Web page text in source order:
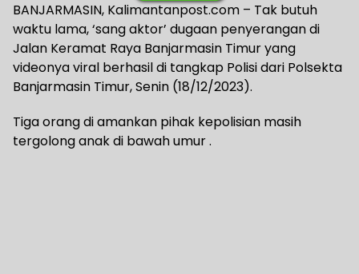
BANJARMASIN, Kalimantanpost.com – Tak butuh
waktu lama, ‘sang aktor’ dugaan penyerangan di
Jalan Keramat Raya Banjarmasin Timur yang
videonya viral berhasil di tangkap Polisi dari Polsekta
Banjarmasin Timur, Senin (18/12/2023).
Tiga orang di amankan pihak kepolisian masih
tergolong anak di bawah umur .